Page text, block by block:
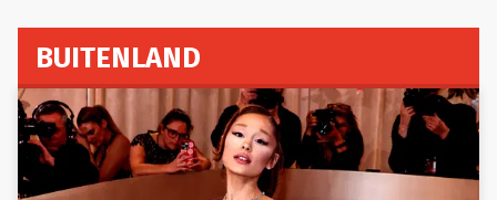
BUITENLAND